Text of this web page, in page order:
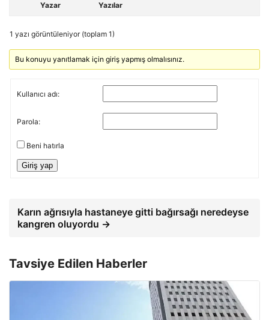
Yazar Yazılar
1 yazı görüntüleniyor (toplam 1)
Bu konuyu yanıtlamak için giriş yapmış olmalısınız.
Kullanıcı adı:
Parola:
Beni hatırla
Giriş yap
Karın ağrısıyla hastaneye gitti bağırsağı neredeyse
kangren oluyordu →
Tavsiye Edilen Haberler